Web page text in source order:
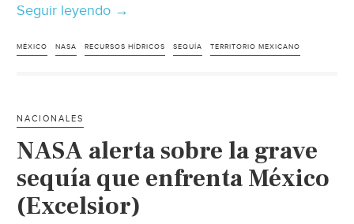
Seguir leyendo MX:
85
enfrenta
condiciones
de
sequía
→
MÉXICO NASA RECURSOS HÍDRICOS SEQUÍA TERRITORIO MEXICANO
NACIONALES
NASA alerta sobre la grave
sequía que enfrenta México
(Excelsior)